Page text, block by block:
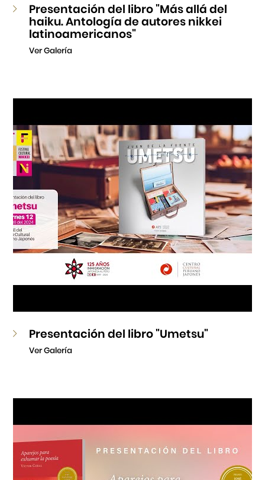
Presentación del libro "Más allá del
haiku. Antología de autores nikkei
latinoamericanos"
Ver Galería
Presentación del libro "Umetsu"
Ver Galería